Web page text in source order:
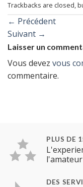
Trackbacks are closed,
← Précédent
Suivant →
Laisser un
Vous devez vous
commentaire.
PLUS DE
l'amateur
DES